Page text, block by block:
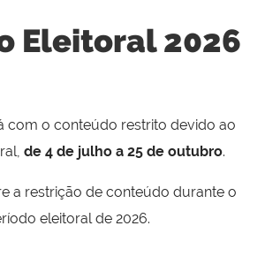
Eleitoral 2026
com o conteúdo restrito devido ao
de 4 de julho a 25 de outubro.
a restrição de conteúdo durante o
eleitoral de 2026.